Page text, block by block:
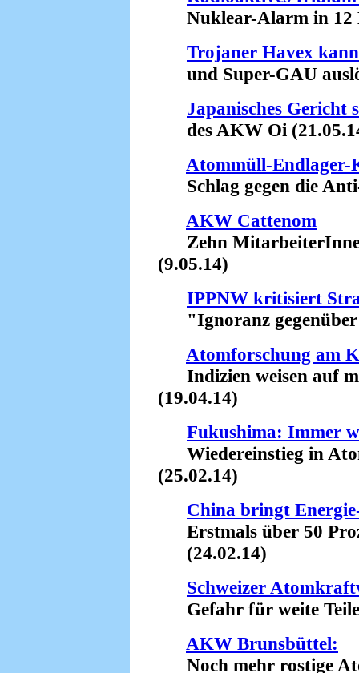
Nuklear-Alarm in 12
Trojaner Havex
und Super-GAU
Japanisches Gericht
des AKW Oi
Atommüll-Endlager-
Schlag gegen die
AKW Cattenom
Zehn
(9.05.14)
IPPNW kritisiert
"Ignoranz gegenüber
Atomforschung am
Indizien weisen auf
(19.04.14)
Fukushima: Immer
Wiedereinstieg in
(25.02.14)
China bringt
Erstmals über 50
(24.02.14)
Schweizer
Gefahr für weite Teile
AKW Brunsbüttel:
Noch mehr rostige